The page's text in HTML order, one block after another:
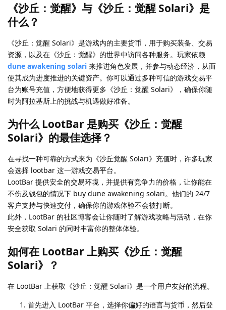
《沙丘：觉醒》与《沙丘：觉醒 Solari》是
什么？
《沙丘：觉醒 Solari》是游戏内的主要货币，用于购买装备、交易
资源，以及在《沙丘：觉醒》的世界中访问各种服务。玩家依赖
dune awakening solari 来推进角色发展，并参与动态经济，从而
使其成为进度推进的关键资产。你可以通过多种可信的游戏交易平
台为账号充值，方便地获得更多《沙丘：觉醒 Solari》，确保你随
时为阿拉基斯上的挑战与机遇做好准备。
为什么 LootBar 是购买《沙丘：觉醒
Solari》的最佳选择？
在寻找一种可靠的方式来为《沙丘觉醒 Solari》充值时，许多玩家
会选择 lootbar 这一游戏交易平台。
LootBar 提供安全的交易环境，并提供有竞争力的价格，让你能在
不伤及钱包的情况下 buy dune awakening solari。他们的 24/7
客户支持与快速交付，确保你的游戏体验不会被打断。
此外，LootBar 的社区博客会让你随时了解游戏攻略与活动，在你
安全获取 Solari 的同时丰富你的整体体验。
如何在 LootBar 上购买《沙丘：觉醒
Solari》？
在 LootBar 上获取《沙丘：觉醒 Solari》是一个用户友好的流程。
首先进入 LootBar 平台，选择你偏好的语言与货币，然后登